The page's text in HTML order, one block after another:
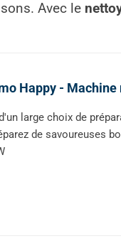
Avec le
Happy -
large choix de
de savoureuses